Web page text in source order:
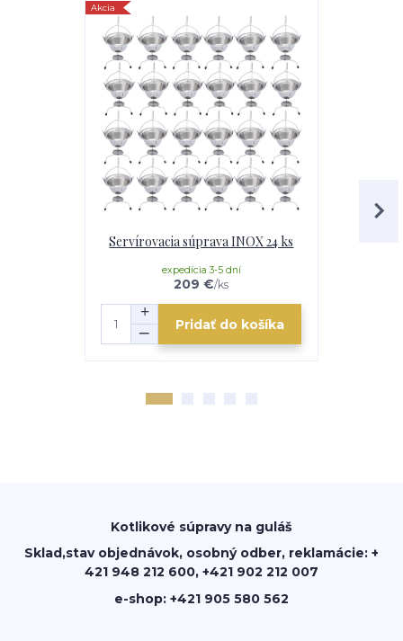
Akcia
Servírovacia súprava INOX 24 ks
209 €/ks
expedícia 3-5 dní
Pridať do košíka
Kotlikové súpravy na guláš
Sklad,stav objednávok, osobný odber, reklamácie: +
421 948 212 600, +421 902 212 007
e-shop: +421 905 580 562